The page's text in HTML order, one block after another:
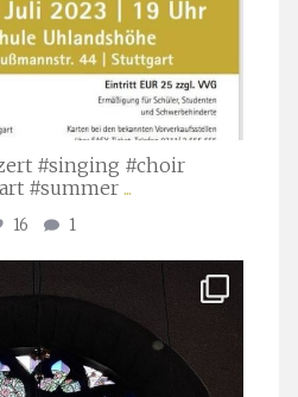
#singing #choir
#summer...
16 1
Apr. 1